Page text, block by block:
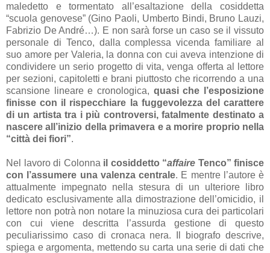
maledetto e tormentato all’esaltazione della cosiddetta
“scuola genovese” (Gino Paoli, Umberto Bindi, Bruno Lauzi,
Fabrizio De André…). E non sarà forse un caso se il vissuto
personale di Tenco, dalla complessa vicenda familiare al
suo amore per Valeria, la donna con cui aveva intenzione di
condividere un serio progetto di vita, venga offerta al lettore
per sezioni, capitoletti e brani piuttosto che ricorrendo a una
scansione lineare e cronologica, quasi che l’esposizione
finisse con il rispecchiare la fuggevolezza del carattere
di un artista tra i più controversi, fatalmente destinato a
nascere all’inizio della primavera e a morire proprio nella
“città dei fiori”.
Nel lavoro di Colonna il cosiddetto “affaire Tenco” finisce
con l’assumere una valenza centrale. E mentre l’autore è
attualmente impegnato nella stesura di un ulteriore libro
dedicato esclusivamente alla dimostrazione dell’omicidio, il
lettore non potrà non notare la minuziosa cura dei particolari
con cui viene descritta l’assurda gestione di questo
peculiarissimo caso di cronaca nera. Il biografo descrive,
spiega e argomenta, mettendo su carta una serie di dati che